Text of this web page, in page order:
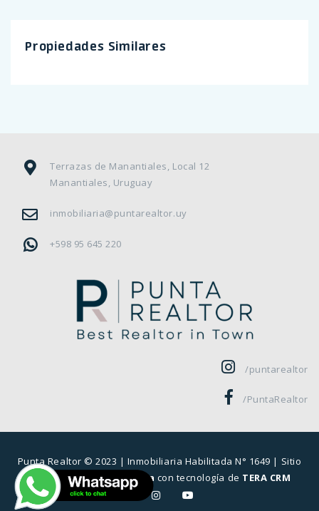
Propiedades Similares
Terrazas de Manantiales, Local 12
Manantiales, Uruguay
inmobiliaria@puntarealtor.uy
+598 95 645 220
/puntarealtor
/PuntaRealtor
Punta Realtor © 2023 | Inmobiliaria Habilitada N° 1649 | Sitio
desarrollado por
Sierra con tecnología de TERA CRM